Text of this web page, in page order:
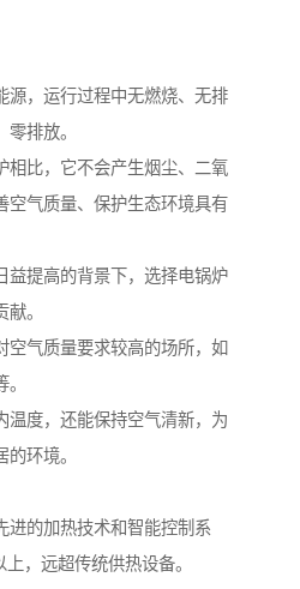
源，运行过程中无燃烧、无排
排放。
相比，它不会产生烟尘、二氧
空气质量、保护生态环境具有
益提高的背景下，选择电锅炉
。
空气质量要求较高的场所，如
温度，还能保持空气清新，为
环境。
进的加热技术和智能控制系
，远超传统供热设备。